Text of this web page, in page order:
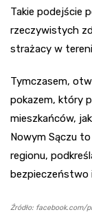
Takie podejście
rzeczywistych
strażacy w
Tymczasem,
pokazem, który
mieszkańców,
Nowym Sączu
regionu,
bezpieczeństwo
Źródło: facebook.com/